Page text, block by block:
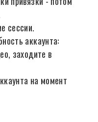
сессии.
аккаунта:
заходите в
на момент